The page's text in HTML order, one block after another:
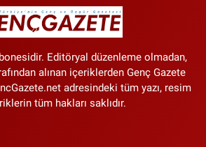
Editöryal düzenleme olmadan,
alınan içeriklerden Genç Gazete
adresindeki tüm yazı, resim
tüm hakları saklıdır.